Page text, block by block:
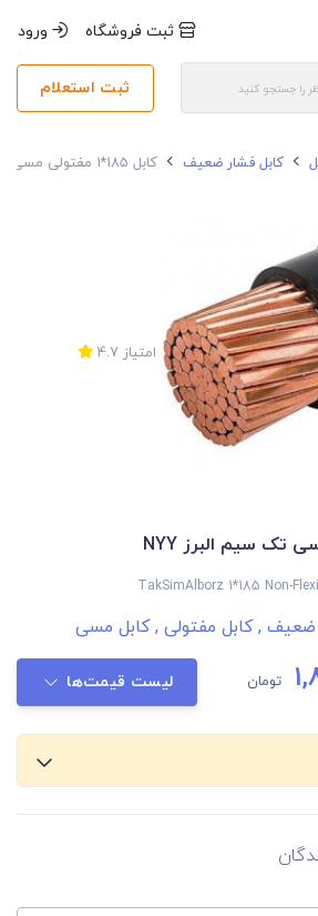
ثبت فروشگاه ورود
ثبت استعلام
کابل فشار ضعیف کابل 185*1 مفتولی مسی تک سیم البرز NYY
امتیاز 4.7
TakSimAlborz 1*185 Non-
ضعیف ,کابل مفتولی ,کابل مسی
تومان لیست قیمت‌ها